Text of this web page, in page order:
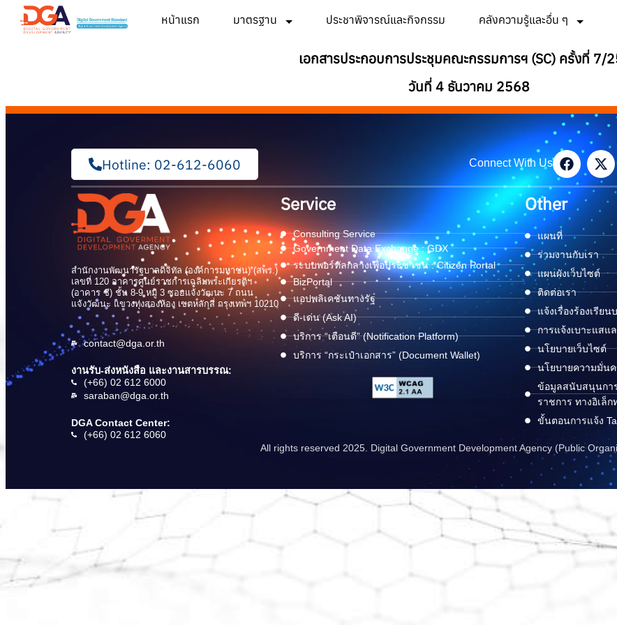
หน้าแรก มาตรฐาน ประชาพิจารณ์และกิจกรรม คลังความรู้และอื่น ๆ
เอกสารประกอบการประชุมคณะกรรมการฯ (SC) ครั้งที่ 7/
วันที่ 4 ธันวาคม 2568
Hotline: 02-612-6060 Connect With Us
สำนักงานพัฒนารัฐบาลดิจิทัล (องค์การมหาชน) (สพร.)
เลขที่ 120 อาคารศูนย์ราชการเฉลิมพระเกียรติฯ
(อาคาร ซี) ชั้น 8-9 หมู่ 3 ซอยแจ้งวัฒนะ 7 ถนน
แจ้งวัฒนะ แขวงทุ่งสองห้อง เขตหลักสี่ กรุงเทพฯ 10210
contact@dga.or.th
งานรับ-ส่งหนังสือ และงานสารบรรณ:
(+66) 02 612 6000
saraban@dga.or.th
DGA Contact Center:
(+66) 02 612 6060
Service
Consulting Service
Government Data Exchange : GDX
ระบบพอร์ทัลกลางเพื่อประชาชน : Citizen Portal
BizPortal
แอปพลิเคชันทางรัฐ
ดี-เด่น (Ask AI)
บริการ “เตือนดี” (Notification Platform)
บริการ “กระเป๋าเอกสาร” (Document Wallet)
Other
แผนที่
ร่วมงานกับเรา
แผนผังเว็บไซต์
ติดต่อเรา
แจ้งเรื่องร้องเรียน
การแจ้งเบาะแสแ
นโยบายเว็บไซต์
นโยบายความมั่นค
ข้อมูลสนับสนุนกา
ราชการ ทางอิเล็
ขั้นตอนการแจ้ง
All rights reserved 2025. Digital Government Development Agency (Public